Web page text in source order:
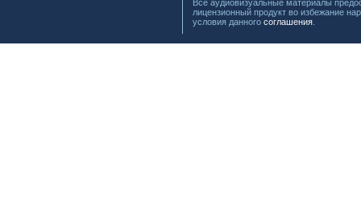
Все аудиовизуальные материалы
лицензионный продукт во избежание
условия данного соглашения